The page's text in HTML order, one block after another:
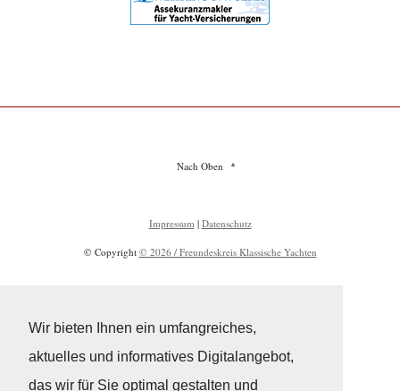
Wir bieten Ihnen ein umfangreiches,
aktuelles und informatives Digitalangebot,
das wir für Sie optimal gestalten und
Nach Oben
Impressum | Datenschutz
© Copyright © 2026 / Freundeskreis Klassische Yachten